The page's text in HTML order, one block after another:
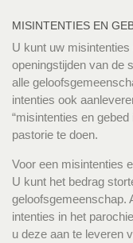
MISINTENTIES EN
U kunt uw
openingstijden van de
alle
intenties ook
“misintenties en
pastorie te doen.
Voor een misintenties
U kunt het bedrag
geloofsgemeenschap.
intenties in het
u deze aan te leveren